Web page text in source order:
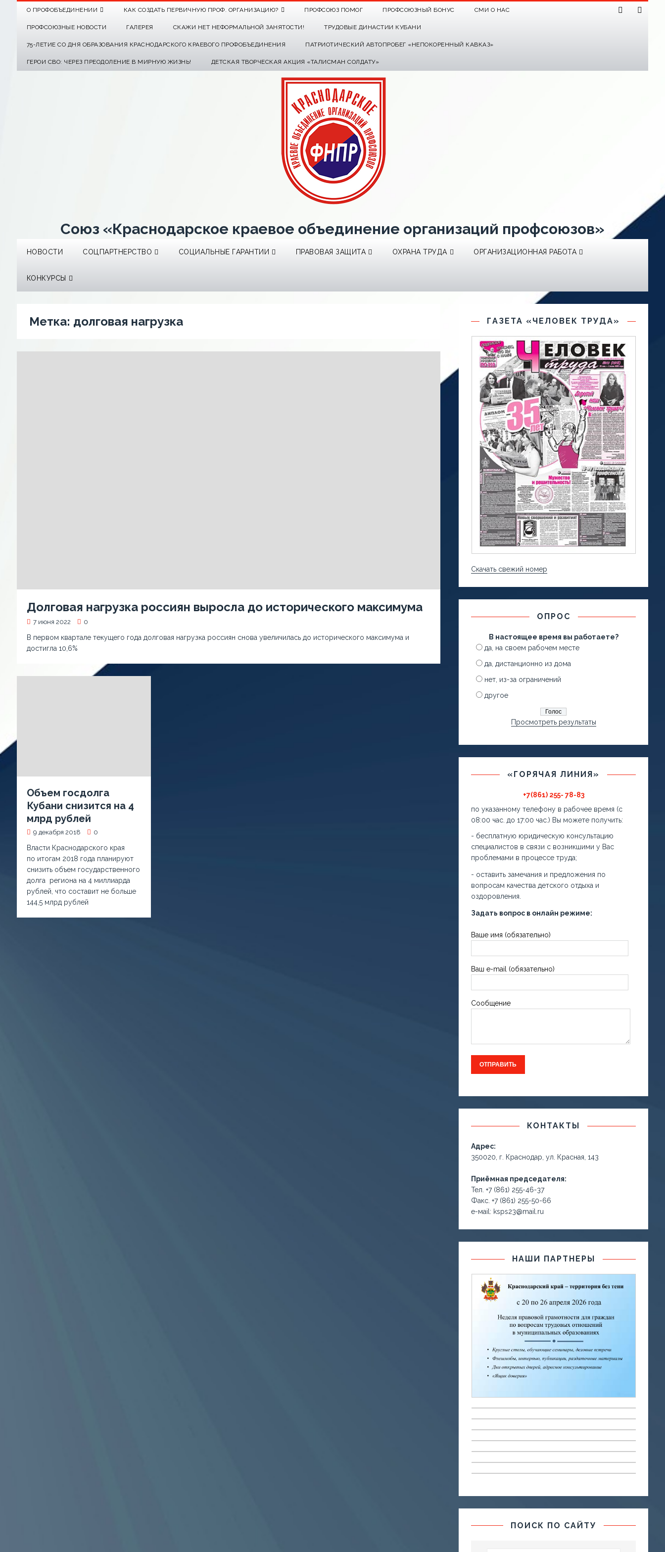
О ПРОФОБЪЕДИНЕНИИ КАК СОЗДАТЬ ПЕРВИЧНУЮ ПРОФ. ОРГАНИЗАЦИЮ? ПРОФСОЮЗ ПОМОГ ПРОФСОЮЗНЫЙ БОНУС СМИ О НАС
ПРОФСОЮЗНЫЕ НОВОСТИ ГАЛЕРЕЯ СКАЖИ НЕТ НЕФОРМАЛЬНОЙ ЗАНЯТОСТИ! ТРУДОВЫЕ ДИНАСТИИ КУБАНИ
75-ЛЕТИЕ СО ДНЯ ОБРАЗОВАНИЯ КРАСНОДАРСКОГО КРАЕВОГО ПРОФОБЪЕДИНЕНИЯ ПАТРИОТИЧЕСКИЙ АВТОПРОБЕГ «НЕПОКОРЕННЫЙ КАВКАЗ»
ГЕРОИ СВО: ЧЕРЕЗ ПРЕОДОЛЕНИЕ В МИРНУЮ ЖИЗНЬ! ДЕТСКАЯ ТВОРЧЕСКАЯ АКЦИЯ «ТАЛИСМАН СОЛДАТУ»
Союз «Краснодарское краевое объединение организаций профсоюзов»
НОВОСТИ СОЦПАРТНЕРСТВО СОЦИАЛЬНЫЕ ГАРАНТИИ ПРАВОВАЯ ЗАЩИТА ОХРАНА ТРУДА ОРГАНИЗАЦИОННАЯ РАБОТА
КОНКУРСЫ
Метка: долговая нагрузка
Долговая нагрузка россиян выросла до исторического максимума
7 июня 2022 0
В первом квартале текущего года долговая нагрузка россиян снова увеличилась до исторического максимума и
достигла 10,6%
Объем госдолга
Кубани снизится на 4
млрд рублей
9 декабря 2018 0
Власти Краснодарского края
по итогам 2018 года планируют
снизить объем государственного
долга региона на 4 миллиарда
рублей, что составит не больше
144,5 млрд рублей
ГАЗЕТА «ЧЕЛОВЕК ТРУДА»
Скачать свежий номер
ОПРОС
В настоящее время вы работаете?
да, на своем рабочем месте
да, дистанционно из дома
нет, из-за ограничений
другое
Просмотреть результаты
«ГОРЯЧАЯ ЛИНИЯ»
+7(861) 255- 78-83
по указанному телефону в рабочее время (с
08:00 час. до 17:00 час.) Вы можете получить:
- бесплатную юридическую консультацию
специалистов в связи с возникшими у Вас
проблемами в процессе труда;
- оставить замечания и предложения по
вопросам качества детского отдыха и
оздоровления.
Задать вопрос в онлайн режиме:
Ваше имя (обязательно)
Ваш e-mail (обязательно)
Сообщение
КОНТАКТЫ
Адрес:
350020, г. Краснодар, ул. Красная, 143
Приёмная председателя:
Тел. +7 (861) 255-46-37
Факс. +7 (861) 255-50-66
е-маil: ksps23@mail.ru
НАШИ ПАРТНЕРЫ
ПОИСК ПО САЙТУ